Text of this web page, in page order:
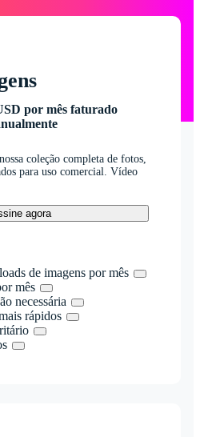
por mês faturado
coleção completa de fotos,
para uso comercial. Vídeo
agora
de imagens por mês
mês
necessária
rápidos